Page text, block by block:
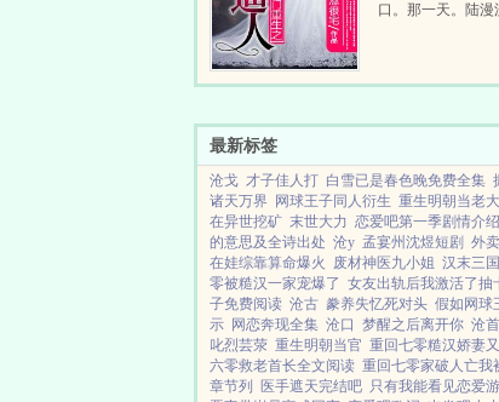
口。那一天。陆漫
最新标签
沧戈 才子佳人打 白雪已是春色晚免费全集
诸天万界
网球王子同人衍生 重生明朝当老
在异世挖矿 末世大力 恋爱吧第一季剧情介绍
的意思及全诗出处 沧y 孟宴州沈煜短剧 外
在娃综靠算命爆火
废材神医九小姐 汉末三
零被糙汉一家宠爆了 女友出轨后我激活了抽
子免费阅读 沧古 豢养失忆死对头 假如网球
示 网恋奔现全集 沧口 梦醒之后离开你 沧首
叱烈芸荥 重生明朝当官 重回七零糙汉娇妻
六零救老首长全文阅读 重回七零家破人亡我
章节列
医手遮天完结吧 只有我能看见恋爱